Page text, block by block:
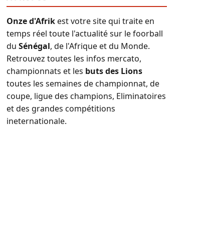
Onze d'Afrikest votre site qui traite en
temps réel toute l'actualité sur le foorball
du Sénégal, de l'Afrique et du Monde.
Retrouvez toutes les infos mercato,
championnats et les buts des Lions
toutes les semaines de championnat, de
coupe, ligue des champions, Eliminatoires
et des grandes compétitions
ineternationale.